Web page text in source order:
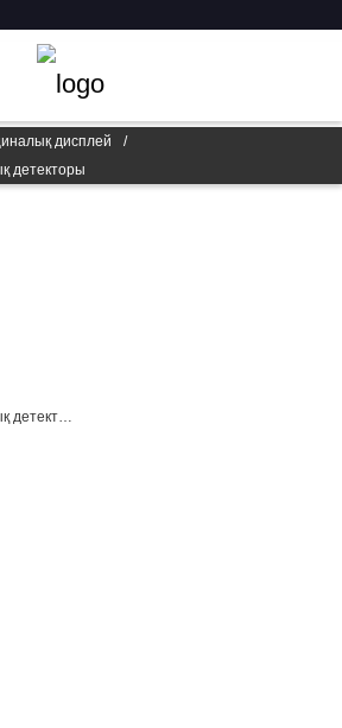
дисплей
/
детекторы
Көп функциялы денсаулық детекторы